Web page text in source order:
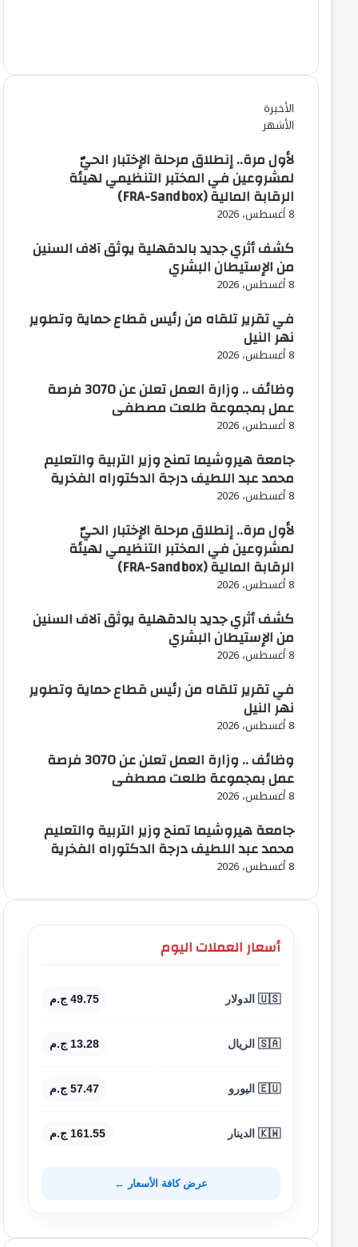
الأخيرة
الأشهر
لأول مرة.. إنطلاق مرحلة الإختبار الحيّ
لمشروعين في المختبر التنظيمي لهيئة
الرقابة المالية (FRA-Sandbox)
8 أغسطس، 2026
كشف أثري جديد بالدقهلية يوثق آلاف السنين
من الإستيطان البشري
8 أغسطس، 2026
في تقرير تلقاه من رئيس قطاع حماية وتطوير
نهر النيل
8 أغسطس، 2026
وظائف .. وزارة العمل تعلن عن 3070 فرصة
عمل بمجموعة طلعت مصطفى
8 أغسطس، 2026
جامعة هيروشيما تمنح وزير التربية والتعليم
محمد عبد اللطيف درجة الدكتوراه الفخرية
8 أغسطس، 2026
لأول مرة.. إنطلاق مرحلة الإختبار الحيّ
لمشروعين في المختبر التنظيمي لهيئة
الرقابة المالية (FRA-Sandbox)
8 أغسطس، 2026
كشف أثري جديد بالدقهلية يوثق آلاف السنين
من الإستيطان البشري
8 أغسطس، 2026
في تقرير تلقاه من رئيس قطاع حماية وتطوير
نهر النيل
8 أغسطس، 2026
وظائف .. وزارة العمل تعلن عن 3070 فرصة
عمل بمجموعة طلعت مصطفى
8 أغسطس، 2026
جامعة هيروشيما تمنح وزير التربية والتعليم
محمد عبد اللطيف درجة الدكتوراه الفخرية
8 أغسطس، 2026
أسعار العملات اليوم
🇺🇸 الدولار 49.75 ج.م
🇸🇦 الريال 13.28 ج.م
🇪🇺 اليورو 57.47 ج.م
🇰🇼 الدينار 161.55 ج.م
عرض كافة الأسعار ←